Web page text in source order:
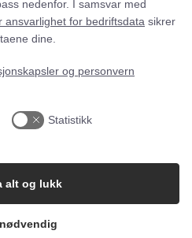
13. JULI 2026
trådte i kraft 1. juli 2024,
nedenfor. I samsvar med
ansvarlighet for bedriftsdata sikrer
dine.
og personvern
Statistikk
alt og lukk